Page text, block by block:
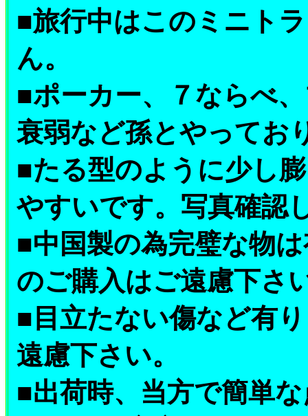
■旅行中はこのミニト
ん。
■ポーカー、７ならべ
衰弱など孫とやってお
■たる型のように少し
やすいです。写真確認
■中国製の為完璧な物
のご購入はご遠慮下さ
■目立たない傷など有
遠慮下さい。
■出荷時、当方で簡単